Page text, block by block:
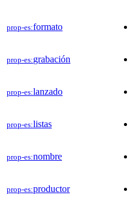
prop-es:formato
prop-es:grabación
prop-es:lanzado
prop-es:listas
prop-es:nombre
prop-es:productor